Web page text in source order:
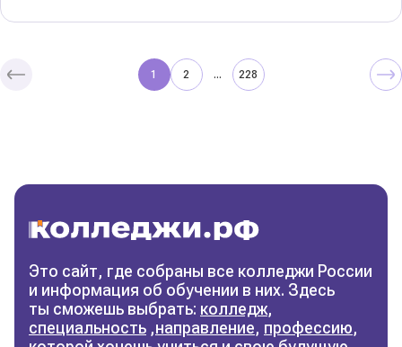
колледж
Фильтры
Сбросить фильтры
1 2 ... 228
Это сайт, где собраны все колледжи России
и информация об обучении в них. Здесь
ты сможешь выбрать: колледж,
специальность ,направление, профессию,